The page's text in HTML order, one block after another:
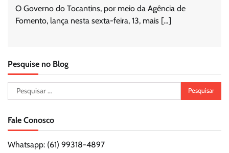
O Governo do Tocantins, por meio da Agência de
Fomento, lança nesta sexta-feira, 13, mais […]
Pesquise no Blog
Pesquisar
por:
Fale Conosco
Whatsapp: (61) 99318-4897